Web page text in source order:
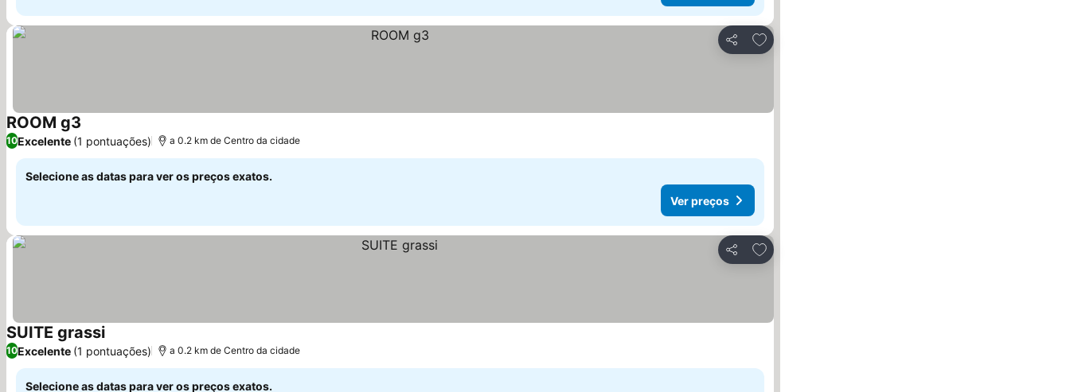
Partilhar
Adicionar aos favoritos
ROOM g3
10Excelente (1 pontuações) a 0.2 km de Centro da cidade
Selecione as datas para ver os preços exatos.
Ver preços
Partilhar
Adicionar aos favoritos
SUITE grassiVer preços
10Excelente (1 pontuações) a 0.2 km de Centro da cidade
Selecione as datas para ver os preços exatos.